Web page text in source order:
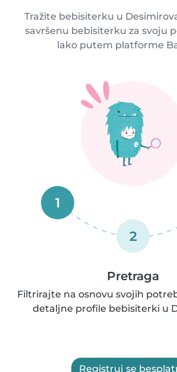
Tražite bebisiterku u
savršenu bebisiterku za svoju
lako putem platforme
1
2
Pretraga
Filtrirajte na osnovu svojih
detaljne profile bebisiterki u
Registruj se